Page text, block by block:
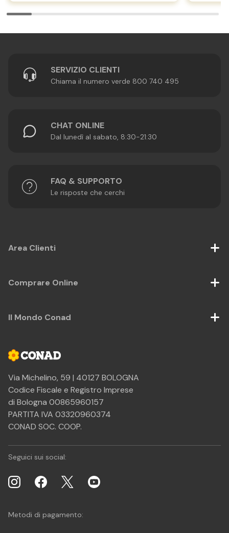
SERVIZIO CLIENTI
Chiama il numero verde 800 740 495
CHAT ONLINE
Dal lunedì al sabato, 8:30-21:30
FAQ & SUPPORTO
Le risposte che cerchi
Via Michelino, 59 | 40127 BOLOGNA
Codice Fiscale e Registro Imprese
di Bologna 00865960157
PARTITA IVA 03320960374
CONAD SOC. COOP.
Area Clienti
Comprare Online
Il Mondo Conad
Seguici sui social:
Metodi di pagamento: